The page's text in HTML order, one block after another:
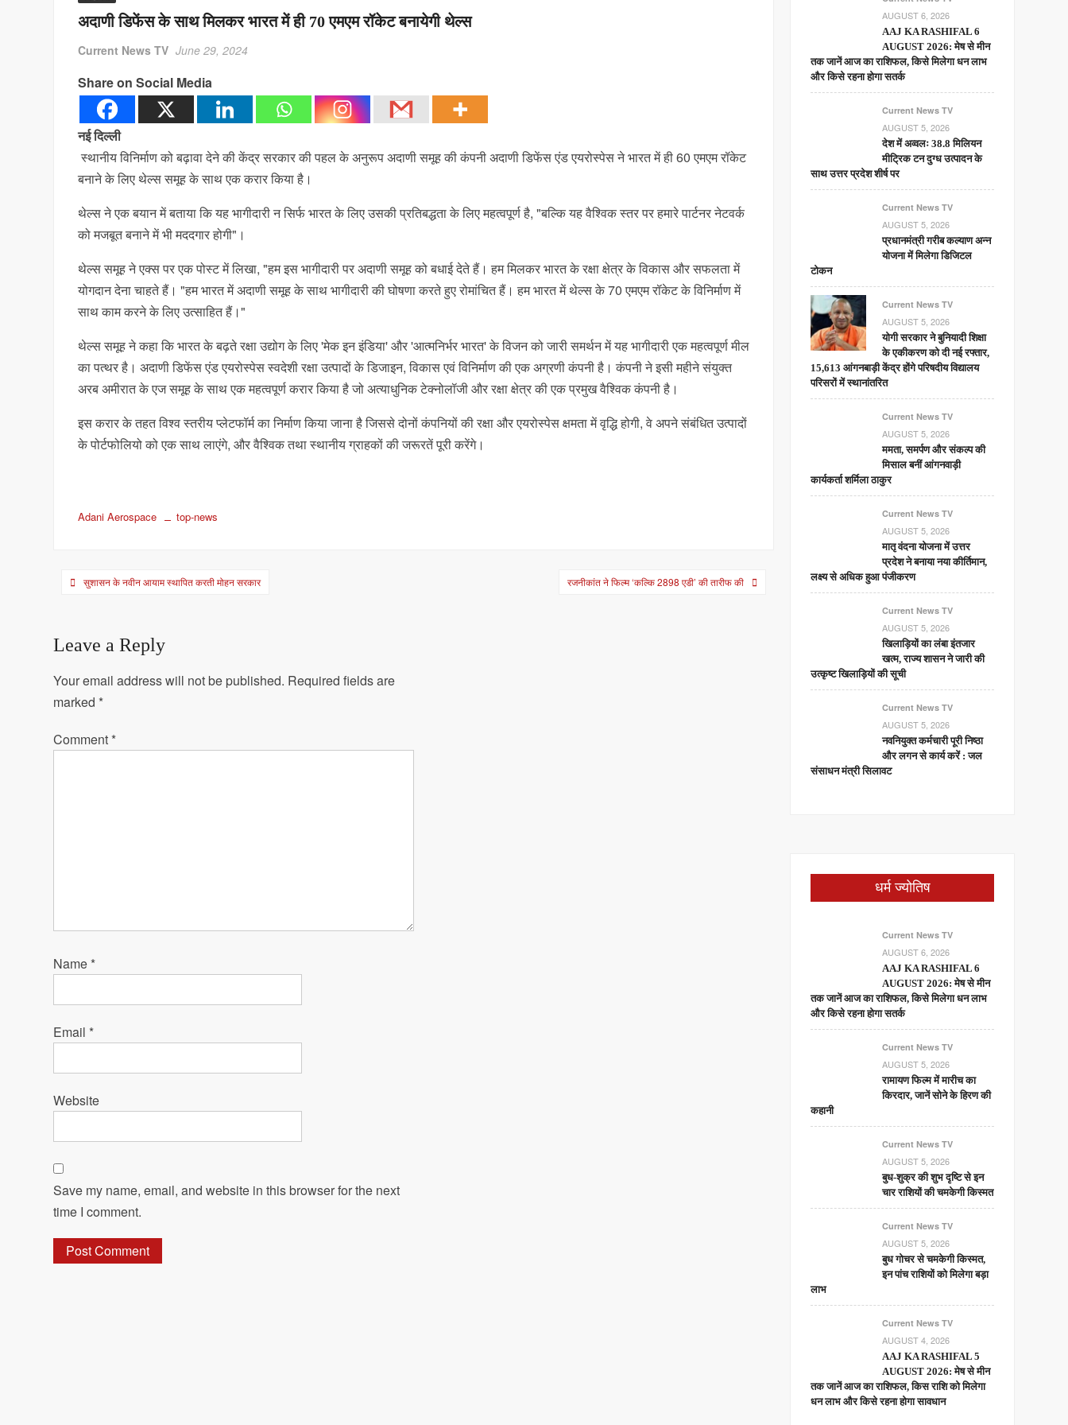
अदाणी डिफेंस के साथ मिलकर भारत में ही 70 एमएम रॉकेट बनायेगी थेल्स
Current News TV June 29, 2024
Share on Social Media
नई दिल्ली
स्थानीय विनिर्माण को बढ़ावा देने की केंद्र सरकार की पहल के अनुरूप अदाणी समूह की कंपनी अदाणी डिफेंस एंड एयरोस्पेस ने भारत में ही 60 एमएम रॉकेट
बनाने के लिए थेल्स समूह के साथ एक करार किया है।
थेल्स ने एक बयान में बताया कि यह भागीदारी न सिर्फ भारत के लिए उसकी प्रतिबद्धता के लिए महत्वपूर्ण है, "बल्कि यह वैश्विक स्तर पर हमारे पार्टनर नेटवर्क
को मजबूत बनाने में भी मददगार होगी"।
थेल्स समूह ने एक्स पर एक पोस्ट में लिखा, "हम इस भागीदारी पर अदाणी समूह को बधाई देते हैं। हम मिलकर भारत के रक्षा क्षेत्र के विकास और सफलता में
योगदान देना चाहते हैं। "हम भारत में अदाणी समूह के साथ भागीदारी की घोषणा करते हुए रोमांचित हैं। हम भारत में थेल्स के 70 एमएम रॉकेट के विनिर्माण में
साथ काम करने के लिए उत्साहित हैं।"
थेल्स समूह ने कहा कि भारत के बढ़ते रक्षा उद्योग के लिए 'मेक इन इंडिया' और 'आत्मनिर्भर भारत' के विजन को जारी समर्थन में यह भागीदारी एक महत्वपूर्ण मील
का पत्थर है। अदाणी डिफेंस एंड एयरोस्पेस स्वदेशी रक्षा उत्पादों के डिजाइन, विकास एवं विनिर्माण की एक अग्रणी कंपनी है। कंपनी ने इसी महीने संयुक्त
अरब अमीरात के एज समूह के साथ एक महत्वपूर्ण करार किया है जो अत्याधुनिक टेक्नोलॉजी और रक्षा क्षेत्र की एक प्रमुख वैश्विक कंपनी है।
इस करार के तहत विश्व स्तरीय प्लेटफॉर्म का निर्माण किया जाना है जिससे दोनों कंपनियों की रक्षा और एयरोस्पेस क्षमता में वृद्धि होगी, वे अपने संबंधित उत्पादों
के पोर्टफोलियो को एक साथ लाएंगे, और वैश्विक तथा स्थानीय ग्राहकों की जरूरतें पूरी करेंगे।
Adani Aerospace top-news
Postसुशासन के नवीन आयाम स्थापित करती मोहन सरकार रजनीकांत ने फिल्म ‘कल्कि 2898 एडी’ की तारीफ की
Leave a Reply
Your email address will not be published. Required fields are
marked *
Comment *
Name *
Email *
Website
Save my name, email, and website in this browser for the next
time I comment.
AUGUST 6, 2026
AAJ KA RASHIFAL 6
AUGUST 2026: मेष से मीन
तक जानें आज का राशिफल, किसे मिलेगा धन लाभ
और किसे रहना होगा सतर्क
Current News TV
AUGUST 5, 2026
देश में अव्वलः 38.8 मिलियन
मीट्रिक टन दुग्ध उत्पादन के
साथ उत्तर प्रदेश शीर्ष पर
Current News TV
AUGUST 5, 2026
प्रधानमंत्री गरीब कल्याण अन्न
योजना में मिलेगा डिजिटल
टोकन
Current News TV
AUGUST 5, 2026
योगी सरकार ने बुनियादी शिक्षा
के एकीकरण को दी नई रफ्तार,
15,613 आंगनबाड़ी केंद्र होंगे परिषदीय विद्यालय
परिसरों में स्थानांतरित
Current News TV
AUGUST 5, 2026
ममता, समर्पण और संकल्प की
मिसाल बनीं आंगनवाड़ी
कार्यकर्ता शर्मिला ठाकुर
Current News TV
AUGUST 5, 2026
मातृ वंदना योजना में उत्तर
प्रदेश ने बनाया नया कीर्तिमान,
लक्ष्य से अधिक हुआ पंजीकरण
Current News TV
AUGUST 5, 2026
खिलाड़ियों का लंबा इंतजार
खत्म, राज्य शासन ने जारी की
उत्कृष्ट खिलाड़ियों की सूची
Current News TV
AUGUST 5, 2026
नवनियुक्त कर्मचारी पूरी निष्ठा
और लगन से कार्य करें : जल
संसाधन मंत्री सिलावट
धर्म ज्योतिष
Current News TV
AUGUST 6, 2026
AAJ KA RASHIFAL 6
AUGUST 2026: मेष से मीन
तक जानें आज का राशिफल, किसे मिलेगा धन लाभ
और किसे रहना होगा सतर्क
Current News TV
AUGUST 5, 2026
रामायण फिल्म में मारीच का
किरदार, जानें सोने के हिरण की
कहानी
Current News TV
AUGUST 5, 2026
बुध-शुक्र की शुभ दृष्टि से इन
चार राशियों की चमकेगी किस्मत
Current News TV
AUGUST 5, 2026
बुध गोचर से चमकेगी किस्मत,
इन पांच राशियों को मिलेगा बड़ा
लाभ
Current News TV
AUGUST 4, 2026
AAJ KA RASHIFAL 5
AUGUST 2026: मेष से मीन
तक जानें आज का राशिफल, किस राशि को मिलेगा
धन लाभ और किसे रहना होगा सावधान